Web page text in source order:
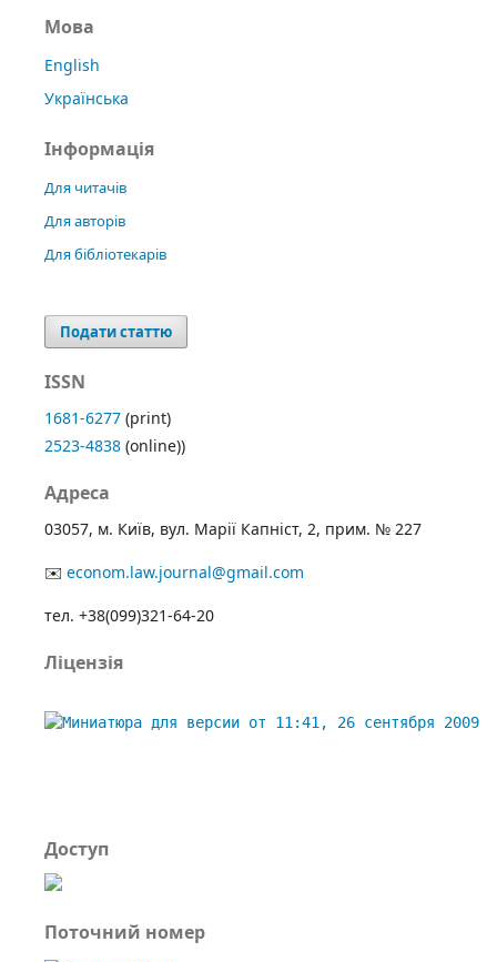
Мова
English
Українська
Інформація
Для читачів
Для авторів
Для бібліотекарів
Подати статтю
ISSN
1681-6277 (print)
2523-4838 (online))
Адреса
03057, м. Київ, вул. Марії Капніст, 2, прим. № 227
✉️ econom.law.journal@gmail.com
тел. +38(099)321-64-20
Ліцензія
Доступ
Поточний номер